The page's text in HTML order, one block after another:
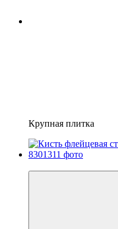
Крупная плитка